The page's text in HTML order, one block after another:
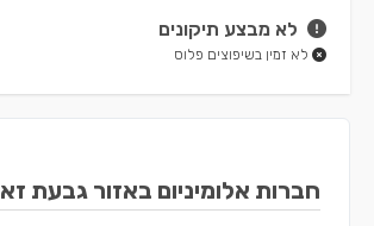
לא מבצע תיקונים
לא זמין בשיפוצים פלוס
חברות אלומיניום באזור גבעת